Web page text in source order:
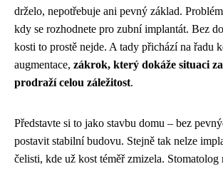
drželo, nepotřebuje ani pevný základ.
kdy se rozhodnete pro zubní implantát. Bez
kosti to prostě nejde. A tady přichází na řadu
augmentace, zákrok, který dokáže situaci
prodraží celou záležitost.
Představte si to jako stavbu domu – bez
postavit stabilní budovu. Stejně tak nelze
čelisti, kde už kost téměř zmizela.